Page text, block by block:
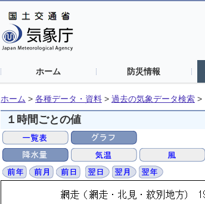
ホーム 防災情報
ホーム > 各種データ・資料 > 過去の気象データ検索 >
１時間ごとの値